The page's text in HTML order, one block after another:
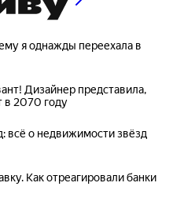
я однажды переехала в
Дизайнер представила,
в 2070 году
всё о недвижимости звёзд
Как отреагировали банки